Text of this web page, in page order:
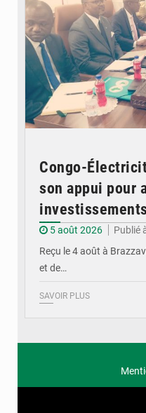
Congo-
son appui pour
5 août 2026
Publié
Reçu le 4 août à
et de…
SAVOIR PLUS